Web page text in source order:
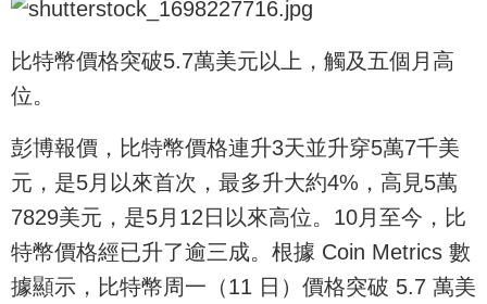
比特幣價格突破5.7萬美元以上，觸及五個月高
位。
彭博報價，比特幣價格連升3天並升穿5萬7千美
元，是5月以來首次，最多升大約4%，高見5萬
7829美元，是5月12日以來高位。10月至今，比
特幣價格經已升了逾三成。根據 Coin Metrics 數
據顯示，比特幣周一（11 日）價格突破 5.7 萬美